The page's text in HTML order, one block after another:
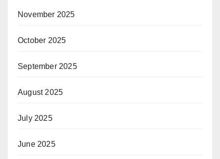
November 2025
October 2025
September 2025
August 2025
July 2025
June 2025